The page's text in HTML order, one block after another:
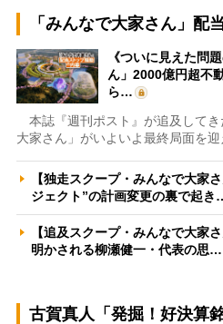
「みんなで大家さん」配
《ついに見えた問
ん」2000億円超不
ら…
本誌『週刊ポスト』が追及して
大家さん」がいよいよ最終局面を迎
【独走スクープ・みんなで大家
ジェクト”の計画変更の裏で起き
【追及スクープ・みんなで大家
明かされる柳瀬健一・代表の思…
古賀真人「発掘！好決算銘